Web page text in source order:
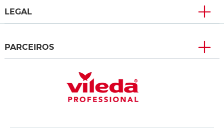
LEGAL
PARCEIROS